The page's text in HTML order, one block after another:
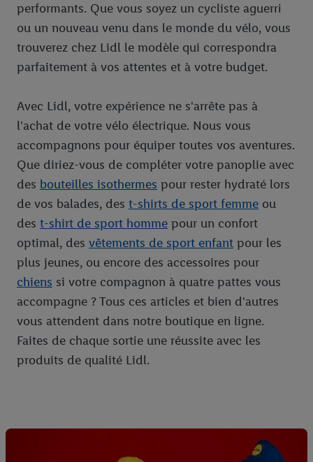
performants. Que vous soyez un cycliste aguerri
ou un nouveau venu dans le monde du vélo, vous
trouverez chez Lidl le modèle qui correspondra
parfaitement à vos attentes et à votre budget.
Avec Lidl, votre expérience ne s'arrête pas à
l'achat de votre vélo électrique. Nous vous
accompagnons pour équiper toutes vos aventures.
Que diriez-vous de compléter votre panoplie avec
des bouteilles isothermes pour rester hydraté lors
de vos balades, des t-shirts de sport femme ou
des t-shirt de sport homme pour un confort
optimal, des vêtements de sport enfant pour les
plus jeunes, ou encore des accessoires pour
chiens si votre compagnon à quatre pattes vous
accompagne ? Tous ces articles et bien d'autres
vous attendent dans notre boutique en ligne.
Faites de chaque sortie une réussite avec les
produits de qualité Lidl.